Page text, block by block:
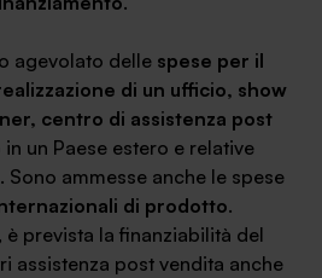
agevolato delle spese per il
di un ufficio, show
centro di assistenza post
in un Paese estero e relative
. Sono ammesse anche le spese
di prodotto.
prevista la finanziabilità del
assistenza post vendita anche